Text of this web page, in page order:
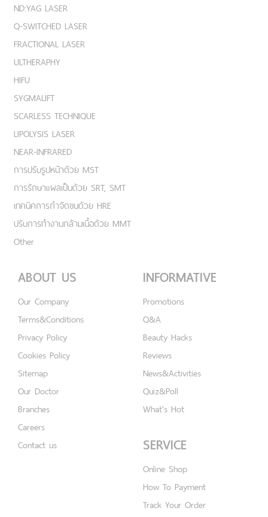
ND:YAG LASER
Q-SWITCHED LASER
FRACTIONAL LASER
ULTHERAPHY
HIFU
SYGMALIFT
SCARLESS TECHNIQUE
LIPOLYSIS LASER
NEAR-INFRARED
การปรับรูปหน้าด้วย MST
การรักษาแผลเป็นด้วย SRT, SMT
เทคนิคการกำจัดขนด้วย HRE
ปรับการทำงานกล้ามเนื้อด้วย MMT
Other
ABOUT US
Our Company
Terms&Conditions
Privacy Policy
Cookies Policy
Sitemap
Our Doctor
Branches
Careers
Contact us
INFORMATIVE
Promotions
Q&A
Beauty Hacks
Reviews
News&Activities
Quiz&Poll
What's Hot
SERVICE
Online Shop
How To Payment
Track Your Order